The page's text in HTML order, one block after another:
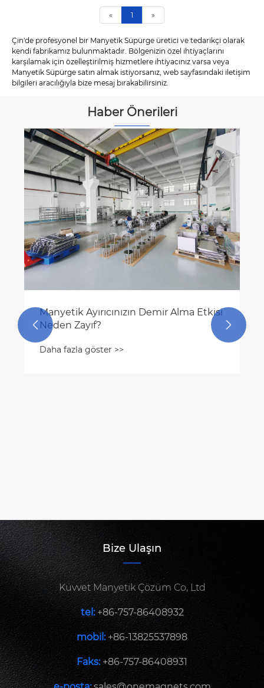
« 1 »
Çin'de profesyonel bir Manyetik Süpürge üretici ve tedarikçi olarak
kendi fabrikamız bulunmaktadır. Bölgenizin özel ihtiyaçlarını
karşılamak için özelleştirilmiş hizmetlere ihtiyacınız varsa veya
Manyetik Süpürge satın almak istiyorsanız, web sayfasındaki iletişim
bilgileri aracılığıyla bize mesaj bırakabilirsiniz.
Haber Önerileri
Manyetik Rulo Seperatörün Çalışma
Prensibi ve Özellikleri
Daha fazla göster >>
 
Bize Ulaşın
Kuvvet Manyetik Çözüm Co, Ltd
tel:+86-757-86408932
mobil: +86-13825537898
Faks: +86-757-86408931